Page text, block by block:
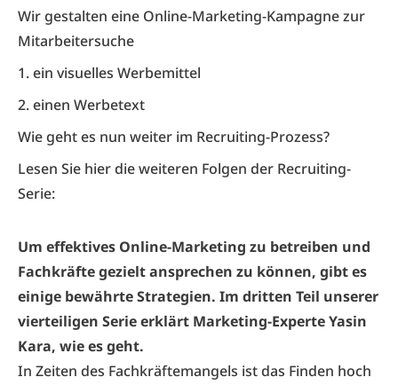
Wir gestalten eine Online-Marketing-Kampagne zur
Mitarbeitersuche
1. ein visuelles Werbemittel
2. einen Werbetext
Wie geht es nun weiter im Recruiting-Prozess?
Lesen Sie hier die weiteren Folgen der Recruiting-
Serie:
Um effektives Online-Marketing zu betreiben und
Fachkräfte gezielt ansprechen zu können, gibt es
einige bewährte Strategien. Im dritten Teil unserer
vierteiligen Serie erklärt Marketing-Experte Yasin
Kara, wie es geht.
In Zeiten des Fachkräftemangels ist das Finden hoch